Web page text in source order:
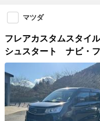
マツダ
フレアカスタムスタ
シュスタート ナビ・
イドリングストップ
ボディ